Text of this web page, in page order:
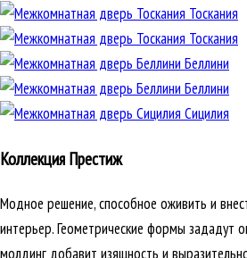
Тоскания
Тоскания
Беллини
Беллини
Сицилия
Коллекция Престиж
Модное решение, способное оживить и
интерьер. Геометрические формы зададут
молдинг добавит изящность и